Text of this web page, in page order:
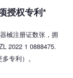
授权专利*
械注册证数张，拥
2022 1 0888475.
专利）。